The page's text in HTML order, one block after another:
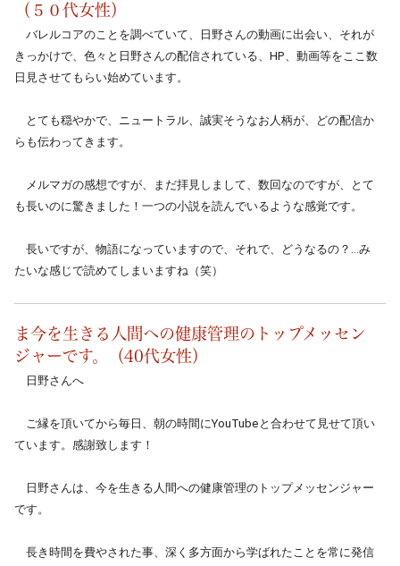
（５０代女性）
バレルコアのことを調べていて、日野さんの動画に出会い、それが
きっかけで、色々と日野さんの配信されている、HP、動画等をここ数
日見させてもらい始めています。
とても穏やかで、ニュートラル、誠実そうなお人柄が、どの配信か
らも伝わってきます。
メルマガの感想ですが、まだ拝見しまして、数回なのですが、とて
も長いのに驚きました！一つの小説を読んでいるような感覚です。
長いですが、物語になっていますので、それで、どうなるの？…み
たいな感じで読めてしまいますね（笑）
ま今を生きる人間への健康管理のトップメッセン
ジャーです。（40代女性）
日野さんへ
ご縁を頂いてから毎日、朝の時間にYouTubeと合わせて見せて頂い
ています。感謝致します！
日野さんは、今を生きる人間への健康管理のトップメッセンジャー
です。
長き時間を費やされた事、深く多方面から学ばれたことを常に発信